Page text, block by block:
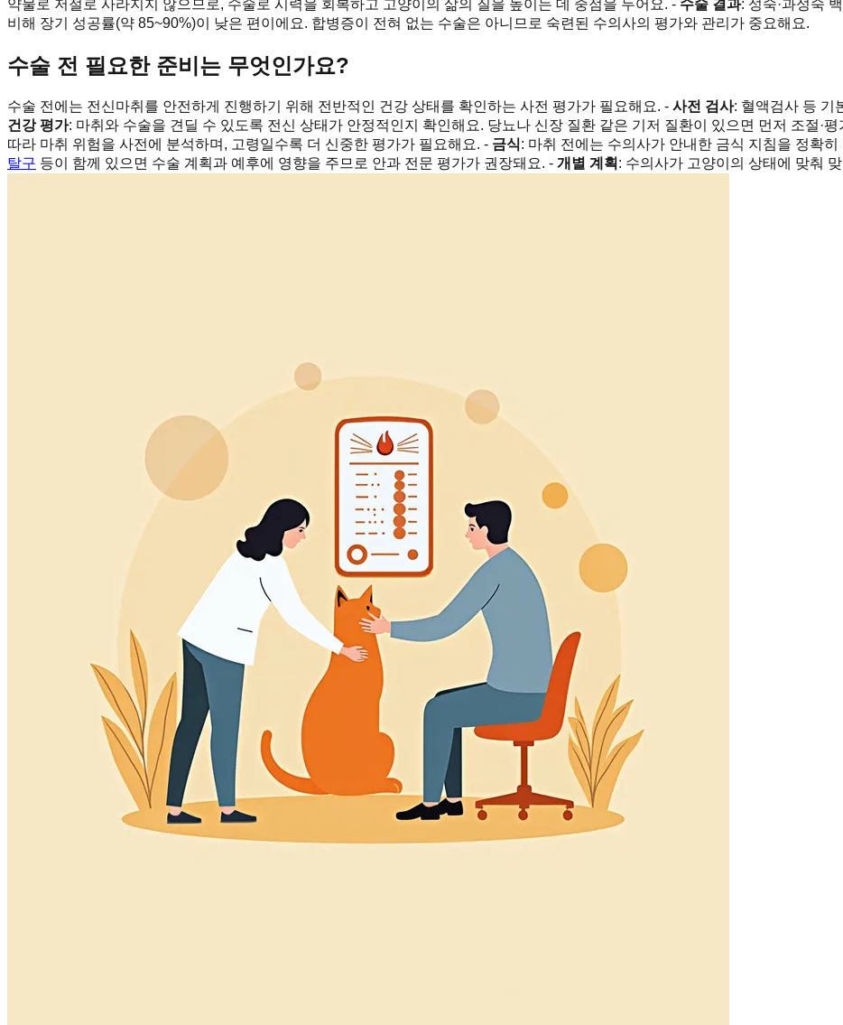
약물로 저절로 사라지지 않으므로, 수술로 시력을 회복하고 고양이의 삶의 질을 높이는 데 중점을 두어요. - 수술 결과: 성숙·과성숙
비해 장기 성공률(약 85~90%)이 낮은 편이에요. 합병증이 전혀 없는 수술은 아니므로 숙련된 수의사의 평가와 관리가 중요해요.
수술 전 필요한 준비는 무엇인가요?
수술 전에는 전신마취를 안전하게 진행하기 위해 전반적인 건강 상태를 확인하는 사전 평가가 필요해요. - 사전 검사: 혈액검사 등 기
건강 평가: 마취와 수술을 견딜 수 있도록 전신 상태가 안정적인지 확인해요. 당뇨나 신장 질환 같은 기저 질환이 있으면 먼저 조절·
따라 마취 위험을 사전에 분석하며, 고령일수록 더 신중한 평가가 필요해요. - 금식: 마취 전에는 수의사가 안내한 금식 지침을 정확히
탈구 등이 함께 있으면 수술 계획과 예후에 영향을 주므로 안과 전문 평가가 권장돼요. - 개별 계획 : 수의사가 고양이의 상태에 맞춰